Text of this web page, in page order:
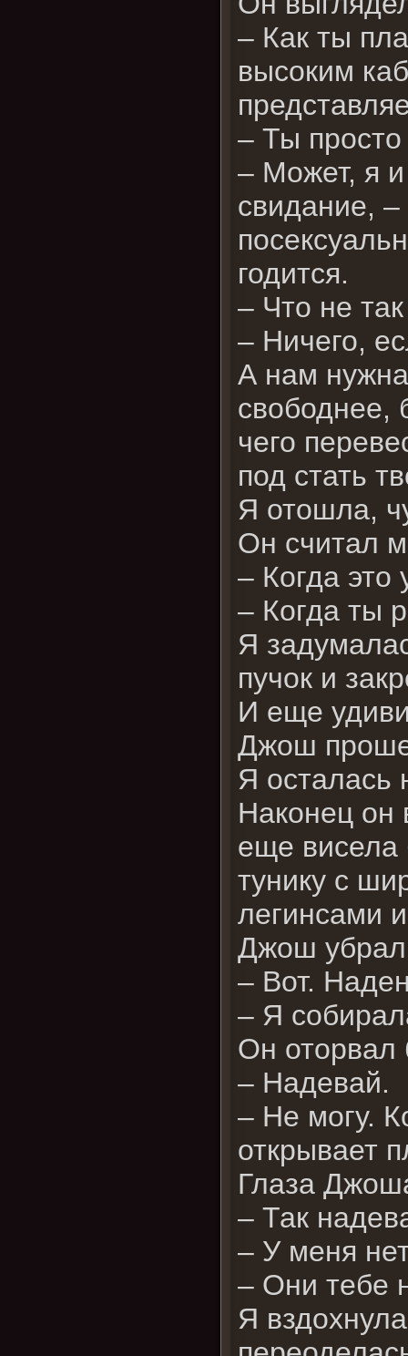
– Как ты
высоким
– Ты
– Может, я
свидание,
годится.
– Что не
– Ничего,
А нам
свободнее,
чего
под стать
Я отошла,
Он считал
– Когда это
– Когда ты
Я
пучок и
И еще
Джош
Я осталась
Наконец он
еще висела
тунику с
легинсами
Джош убрал
– Вот.
– Я
Он оторвал
– Надевай.
– Не могу.
открывает
Глаза
– Так
– У меня
– Они тебе
Я